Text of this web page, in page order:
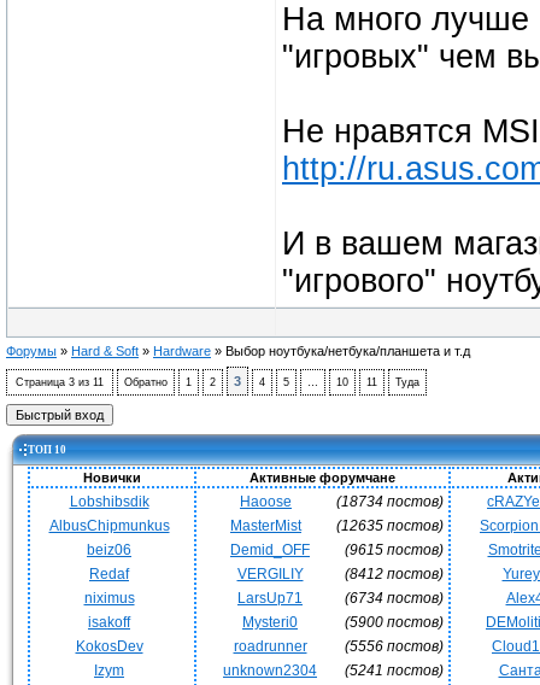
На много лучше
"игровых" чем
Не нравятся
http://
И в вашем
"игрового"
Форумы » Hard & Soft » Hardware » Выбор ноутбука/нетбука/планшета и т.д
Страница 3 из 11 Обратно 1 2 3 4 5 … 10 11 Туда
ТОП 10
Новички Активные форумчане
Lobshibsdik
AlbusChipmunkus
beiz06
Redaf
niximus
isakoff
KokosDev
Izym
Haoose
(18734 постов)
MasterMist
(12635 постов)
Demid_OFF
(9615 постов)
VERGILIY
(8412 постов)
LarsUp71
(6734 постов)
Mysteri0
(5900 постов)
roadrunner
(5556 постов)
unknown2304
(5241 постов)